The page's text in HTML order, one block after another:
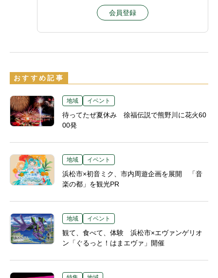
会員登録
おすすめ記事
地域 イベント
待ってたぜ夏休み 徐福伝説で熊野川に花火60
00発
地域 イベント
浜松市×初音ミク、市内周遊企画を展開 「音
楽の都」を観光PR
地域 イベント
観て、食べて、体験 浜松市×エヴァンゲリオ
ン「ぐるっと！はまエヴァ」開催